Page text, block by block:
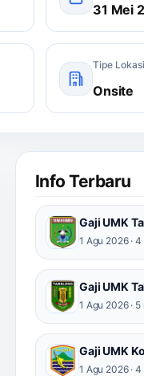
31 Mei
Tipe Lokasi
Onsite
Info Terbaru
Gaji UMK
1 Agu 2026 ·
Gaji UMK
1 Agu 2026 · 5
Gaji UMK
1 Agu 2026 ·